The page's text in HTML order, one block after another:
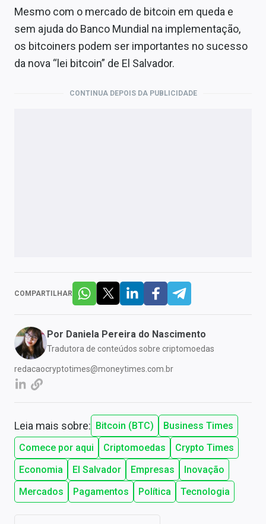
Mesmo com o mercado de bitcoin em queda e
sem ajuda do Banco Mundial na implementação,
os bitcoiners podem ser importantes no sucesso
da nova “lei bitcoin” de El Salvador.
CONTINUA DEPOIS DA PUBLICIDADE
COMPARTILHAR
Por Daniela Pereira do Nascimento
Tradutora de conteúdos sobre criptomoedas
redacaocryptotimes@moneytimes.com.br
Leia mais sobre: Bitcoin (BTC)
Business Times
Comece por aqui
Criptomoedas
Crypto Times
Economia
El Salvador Empresas
Inovação
Mercados
Pagamentos Política Tecnologia